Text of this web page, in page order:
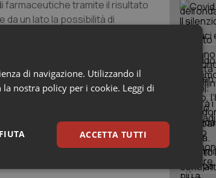
farmaceutiche tramite il risultato
da un lato la possibilità di
questa attività”.
“Passeranno decenni prima di
popolazione sul territorio. Si
Ostia) completamente
di navigazione. Utilizzando il
nostra policy per i cookie. Leggi di
ACCETTA TUTTI
Marketing